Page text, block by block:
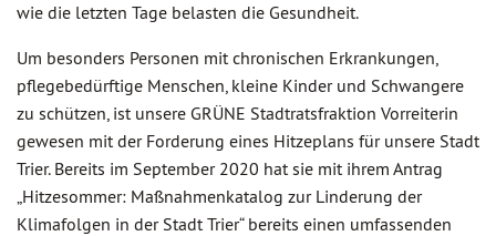
wie die letzten Tage belasten die Gesundheit.
Um besonders Personen mit chronischen Erkrankungen,
pflegebedürftige Menschen, kleine Kinder und Schwangere
zu schützen, ist unsere GRÜNE Stadtratsfraktion Vorreiterin
gewesen mit der Forderung eines Hitzeplans für unsere Stadt
Trier. Bereits im September 2020 hat sie mit ihrem Antrag
„Hitzesommer: Maßnahmenkatalog zur Linderung der
Klimafolgen in der Stadt Trier“ bereits einen umfassenden